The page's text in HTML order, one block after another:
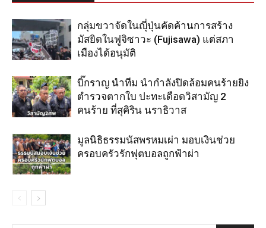
กลุ่มขวาจัดในญุี่ปุ่นคัดค้านการสร้าง
มัสยิดในฟูจิซาวะ (Fujisawa) แต่สภา
เมืองได้อนุมัติ
บิ๊กราญ นำทีม นำกำลังปิดล้อมคนร้ายยิง
ตำรวจตากใบ ปะทะเดือดวิสามัญ 2
คนร้าย ที่สุคิริน นราธิวาส
มูลนิธิธรรมนัสพรหมเผ่า มอบเงินช่วย
ครอบครัวรักฟุตบอลถูกฟ้าผ่า